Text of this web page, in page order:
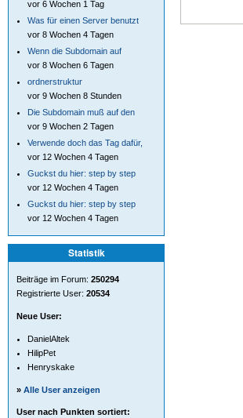
vor 6 Wochen 1 Tag
Was für einen Server benutzt
vor 8 Wochen 4 Tagen
Wenn die Subdomain auf
vor 8 Wochen 6 Tagen
ordnerstruktur
vor 9 Wochen 8 Stunden
Die Subdomain muß auf den
vor 9 Wochen 2 Tagen
Verwende doch das Tag dafür,
vor 12 Wochen 4 Tagen
Guckst du hier: step by step
vor 12 Wochen 4 Tagen
Guckst du hier: step by step
vor 12 Wochen 4 Tagen
Statistik
Beiträge im Forum: 250294
Registrierte User: 20534
Neue User:
DanielAltek
HilipPet
Henryskake
» Alle User anzeigen
User nach Punkten sortiert: